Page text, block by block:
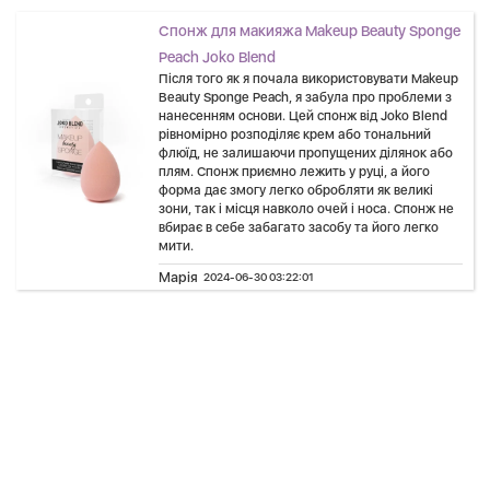
Спонж для макияжа Makeup Beauty Sponge
Peach Joko Blend
Після того як я почала використовувати Makeup
Beauty Sponge Peach, я забула про проблеми з
нанесенням основи. Цей спонж від Joko Blend
рівномірно розподіляє крем або тональний
флюїд, не залишаючи пропущених ділянок або
плям. Спонж приємно лежить у руці, а його
форма дає змогу легко обробляти як великі
зони, так і місця навколо очей і носа. Спонж не
вбирає в себе забагато засобу та його легко
мити.
Марія 2024-06-30 03:22:01